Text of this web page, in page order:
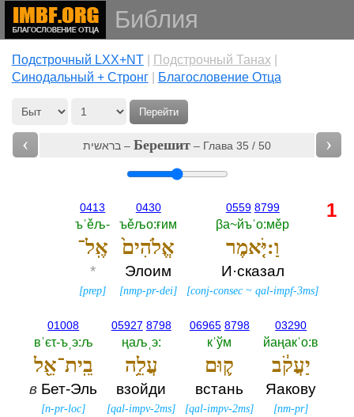
Библия
Подстрочный LXX+NT| Подстрочный Танах
Cинодальный + Стронг| Благословение Отца
Перейти
‹ בראשית – Берешит– Глава 35 / 50 ›
0559 8799
βа~йъˈо:мěр
וַ:יֹּ֤אמֶר
И·сказал
[conj-consec ~qal-impf-3ms]
0430
ъěљо:ғим
אֱלֹהִים֙
Элоим
[nmp-pr-dei]
0413
ъˈěљ-‎
אֶֽל־
*
[prep]
03290
йаңакˈо:в
יַעֲקֹ֔ב
Яакову
[nm-pr]
06965 8798
кˈўм
ק֛וּם
встань
[qal-impv-2ms]
05927 8798
ңаљˌэ:‎
עֲלֵ֥ה
взойди
[qal-impv-2ms]
01008
вˈєτ-ъˌэ:љ
בֵֽית־אֵ֖ל
в Бет-Эль
[n-pr-loc]
1